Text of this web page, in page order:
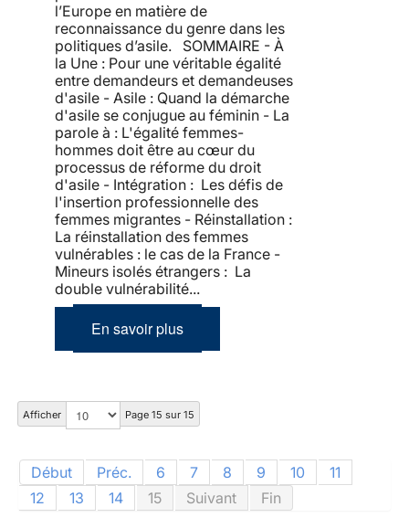
l’Europe en matière de
reconnaissance du genre dans les
politiques d’asile. SOMMAIRE - À
la Une : Pour une véritable égalité
entre demandeurs et demandeuses
d'asile - Asile : Quand la démarche
d'asile se conjugue au féminin - La
parole à : L'égalité femmes-
hommes doit être au cœur du
processus de réforme du droit
d'asile - Intégration : Les défis de
l'insertion professionnelle des
femmes migrantes - Réinstallation :
La réinstallation des femmes
vulnérables : le cas de la France -
Mineurs isolés étrangers : La
double vulnérabilité...
En savoir plus
Afficher Page 15 sur 15
Début Préc. 6 7 8 9 10
11
12
13 14 15 Suivant Fin